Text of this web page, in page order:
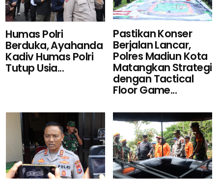
Humas Polri
Berduka, Ayahanda
Kadiv Humas Polri
Tutup Usia...
Pastikan Konser
Berjalan Lancar,
Polres Madiun Kota
Matangkan Strategi
dengan Tactical
Floor Game...